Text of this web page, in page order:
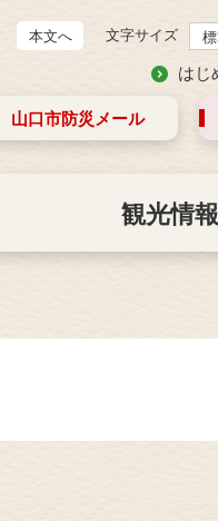
本文へ 文字サイズ
はじ
山口市防災 メール
観光情報